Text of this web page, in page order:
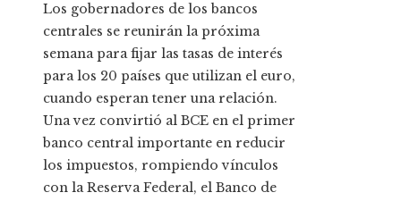
Los gobernadores de los bancos
centrales se reunirán la próxima
semana para fijar las tasas de interés
para los 20 países que utilizan el euro,
cuando esperan tener una relación.
Una vez convirtió al BCE en el primer
banco central importante en reducir
los impuestos, rompiendo vínculos
con la Reserva Federal, el Banco de